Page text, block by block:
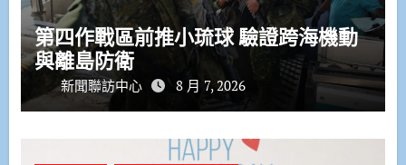
第四作戰區前推小琉球 驗證跨海機動
與離島防衛
新聞聯訪中心 8 月 7, 2026